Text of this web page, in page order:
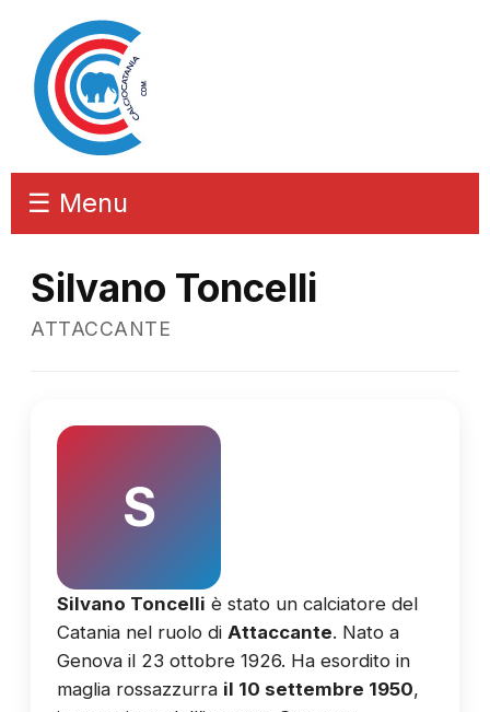
☰ Menu
Silvano Toncelli
ATTACCANTE
S
Silvano Toncelli è stato un calciatore del
Catania nel ruolo di Attaccante. Nato a
Genova il 23 ottobre 1926. Ha esordito in
maglia rossazzurra il 10 settembre 1950,